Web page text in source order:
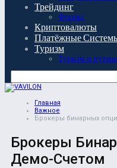
Трейдинг
Форекс
Криптовалюты
Платёжные
Туризм
Туризм и
Главная
Важное
Брокеры бинарных
Брокеры
Демо-Счетом